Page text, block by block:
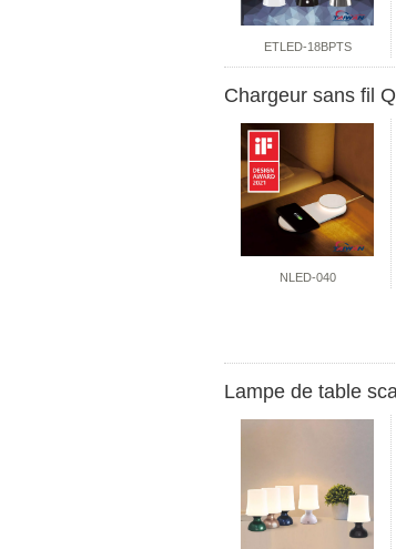
ETLED-18BPTS
Chargeur sans fil
NLED-040
Lampe de table